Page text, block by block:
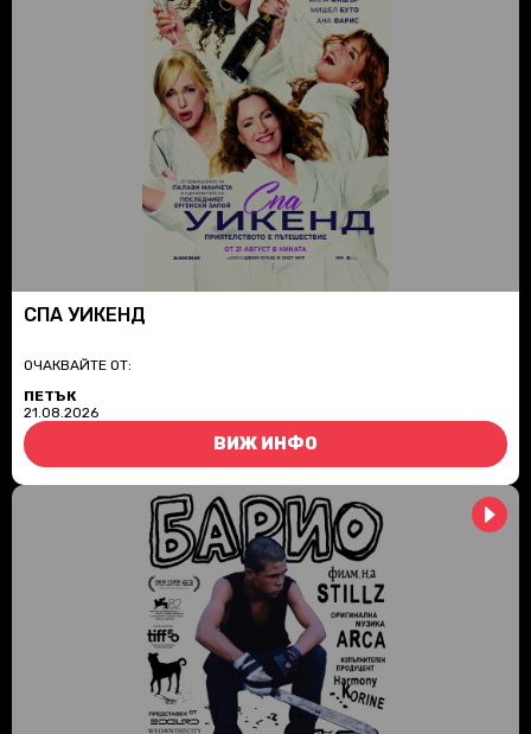
СПА УИКЕНД
ОЧАКВАЙТЕ ОТ:
ПЕТЪК
21.08.2026
ВИЖ ИНФО